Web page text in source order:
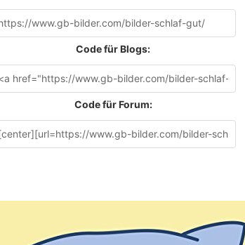
Code für Blogs:
Code für Forum: